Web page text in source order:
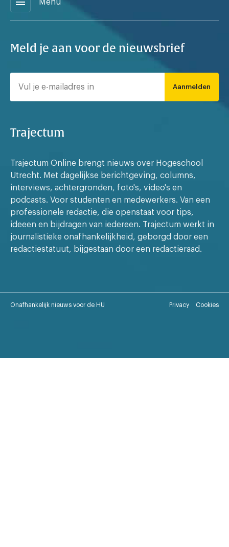
Menu
Meld je aan voor de nieuwsbrief
Aanmelden
Trajectum
Trajectum Online brengt nieuws over Hogeschool
Utrecht. Met dagelijkse berichtgeving, columns,
interviews, achtergronden, foto's, video's en
podcasts. Voor studenten en medewerkers. Van een
professionele redactie, die openstaat voor tips,
ideeen en bijdragen van iedereen. Trajectum werkt in
journalistieke onafhankelijkheid, geborgd door een
redactiestatuut, bijgestaan door een redactieraad.
Onafhankelijk nieuws voor de HU Privacy Cookies